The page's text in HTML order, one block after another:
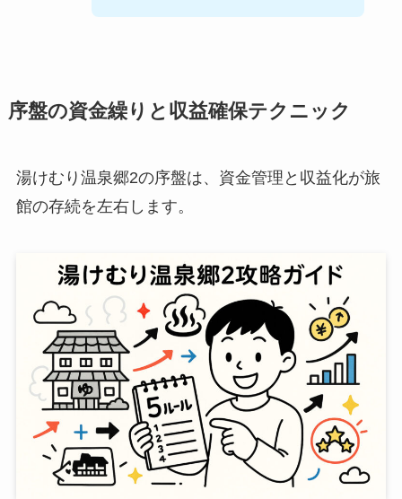
序盤の資金繰りと収益確保テクニック
湯けむり温泉郷2の序盤は、資金管理と収益化が旅
館の存続を左右します。